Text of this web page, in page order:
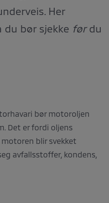
Her
bør sjekke førdu
bør motoroljen
Det er fordi oljens
blir svekket
avfallsstoffer, kondens,